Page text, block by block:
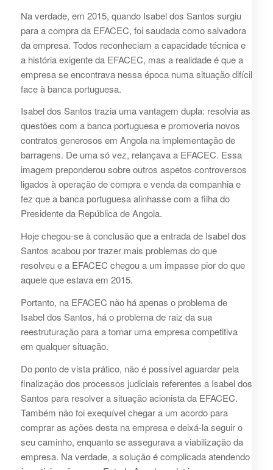
Na verdade, em 2015, quando Isabel dos Santos surgiu
para a compra da EFACEC, foi saudada como salvadora
da empresa. Todos reconheciam a capacidade técnica e
a história exigente da EFACEC, mas a realidade é que a
empresa se encontrava nessa época numa situação difícil
face à banca portuguesa.
Isabel dos Santos trazia uma vantagem dupla: resolvia as
questões com a banca portuguesa e promoveria novos
contratos generosos em Angola na implementação de
barragens. De uma só vez, relançava a EFACEC. Essa
imagem preponderou sobre outros aspetos controversos
ligados à operação de compra e venda da companhia e
fez que a banca portuguesa alinhasse com a filha do
Presidente da República de Angola.
Hoje chegou-se à conclusão que a entrada de Isabel dos
Santos acabou por trazer mais problemas do que
resolveu e a EFACEC chegou a um impasse pior do que
aquele que estava em 2015.
Portanto, na EFACEC não há apenas o problema de
Isabel dos Santos, há o problema de raiz da sua
reestruturação para a tornar uma empresa competitiva
em qualquer situação.
Do ponto de vista prático, não é possível aguardar pela
finalização dos processos judiciais referentes a Isabel dos
Santos para resolver a situação acionista da EFACEC.
Também não foi exequível chegar a um acordo para
comprar as ações desta na empresa e deixá-la seguir o
seu caminho, enquanto se assegurava a viabilização da
empresa. Na verdade, a solução é complicada atendendo